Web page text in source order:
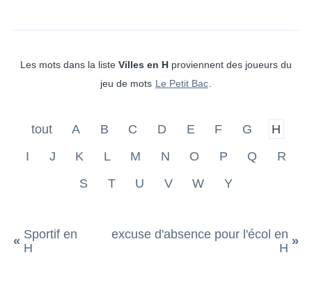
Les mots dans la liste Villes en H proviennent des joueurs du
jeu de mots Le Petit Bac
tout A B C D E F G
H
I
J K L M N O P Q
R
S
T U V W Y
« Sportif en
H
excuse d'absence pour l'écol en
H »